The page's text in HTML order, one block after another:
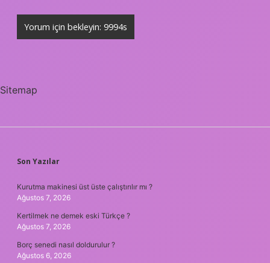
Sitemap
SIDEBAR
Son Yazılar
Kurutma makinesi üst üste çalıştırılır mı ?
Ağustos 7, 2026
Kertilmek ne demek eski Türkçe ?
Ağustos 7, 2026
Borç senedi nasıl doldurulur ?
Ağustos 6, 2026